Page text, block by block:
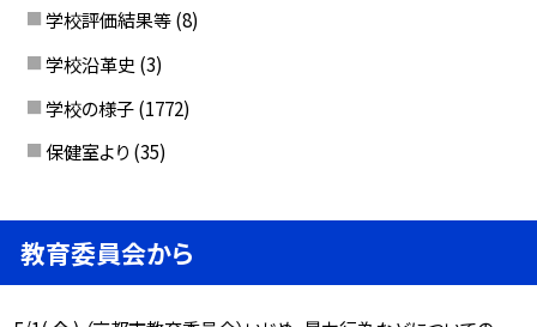
学校評価結果等 (8)
学校沿革史 (3)
学校の様子 (1772)
保健室より (35)
教育委員会から